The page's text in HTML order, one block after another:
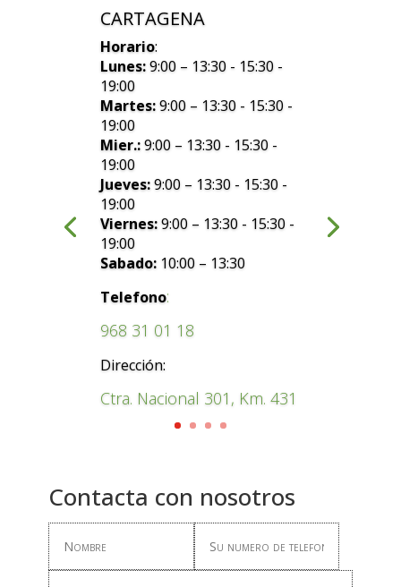
CARTAGENA
Horario:
Lunes:9:00 – 13:30 - 15:30 -
19:00
Martes:9:00 – 13:30 - 15:30 -
19:00
Mier.:9:00 – 13:30 - 15:30 -
19:00
Jueves:9:00 – 13:30 - 15:30 -
19:00
Viernes:9:00 – 13:30 - 15:30 -
19:00
Sabado: 10:00 – 13:30
Telefono:
968 31 01 18
Dirección:
Ctra. Nacional 301, Km. 431
Contacta con nosotros